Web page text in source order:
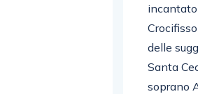
delle
Santa
soprano